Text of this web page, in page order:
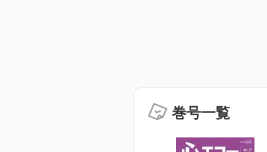
巻号一覧